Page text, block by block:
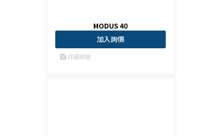
MODUS 40
加入詢價
feed詳細規格